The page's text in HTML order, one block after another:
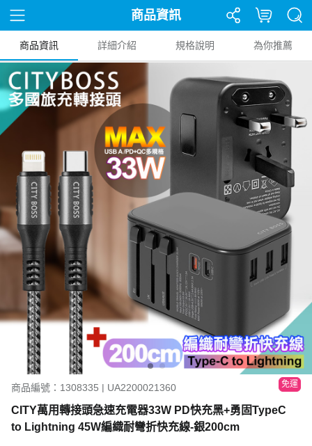
商品資訊
商品資訊 詳細介紹 規格說明 為你推薦
商品編號：1308335 | UA2200021360 免運
CITY萬用轉接頭急速充電器33W PD快充黑+勇固TypeC
to Lightning 45W編織耐彎折快充線-銀200cm